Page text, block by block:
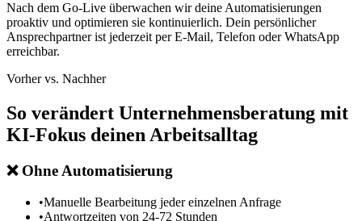
Nach dem Go-Live überwachen wir deine Automatisierungen
proaktiv und optimieren sie kontinuierlich. Dein persönlicher
Ansprechpartner ist jederzeit per E-Mail, Telefon oder WhatsApp
erreichbar.
Vorher vs. Nachher
So verändert Unternehmensberatung mit
KI-Fokus deinen Arbeitsalltag
❌Ohne Automatisierung
•Manuelle Bearbeitung jeder einzelnen Anfrage
•Antwortzeiten von 24-72 Stunden